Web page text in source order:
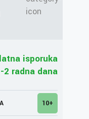
isporuka
2 radna dana
10+